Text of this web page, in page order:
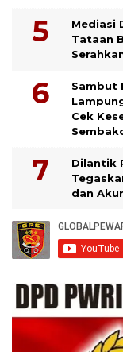
Mediasi
Tataan
Sambut
Cek
Dilantik
dan